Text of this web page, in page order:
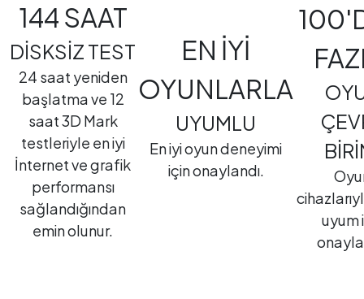
144 SAAT
DİSKSİZ TEST
24 saat yeniden
başlatma ve 12
saat 3D Mark
testleriyle en iyi
İnternet ve grafik
performansı
sağlandığından
emin olunur.
EN İYİ
OYUNLARLA
UYUMLU
En iyi oyun deneyimi
için onaylandı.
uyum